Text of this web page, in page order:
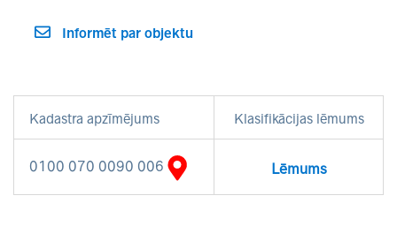
Informēt par objektu
Kadastra apzīmējums Klasifikācijas lēmums
0100 070 0090 006 Lēmums